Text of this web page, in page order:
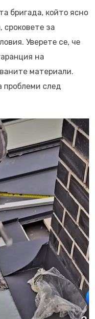
бригада, който ясно
сроковете за
Уверете се, че
на
материали.
проблеми след